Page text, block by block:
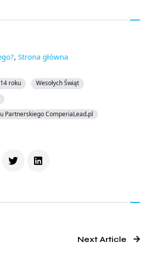
, Strona główna
roku
Wesołych Świąt
Partnerskiego ComperiaLead.pl
Next Article